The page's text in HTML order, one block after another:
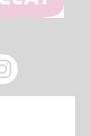
I
n